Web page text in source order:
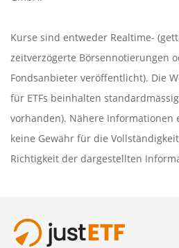
Kurse sind entweder Realtime-
zeitverzögerte Börsennotierungen
Fondsanbieter veröffentlicht). Die
für ETFs beinhalten
vorhanden). Nähere Informationen
keine Gewähr für die
Richtigkeit der dargestellten